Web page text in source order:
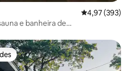
4,97 de uma
4,97 (393)
e banheira de
dos hóspedes